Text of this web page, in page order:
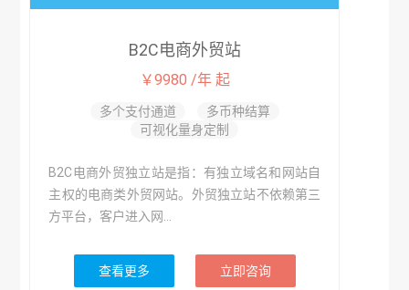
B2C电商外贸站
￥9980 /年 起
多个支付通道
多币种结算
可视化量身定制
B2C电商外贸独立站是指：有独立域名和网站自
主权的电商类外贸网站。外贸独立站不依赖第三
方平台，客户进入网...
查看更多 立即咨询